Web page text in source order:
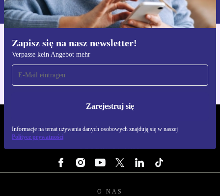
Zapisz się na nasz newsletter!
Verpasse kein Angebot mehr
Zarejestruj się
Informacje na temat używania danych osobowych znajdują się w naszej
Polityce prywatności
naszej
Polityce prywatności
Pobierz aplikację refurbed
Dla iOS i Android
OBSERWUJ NAS
O NAS